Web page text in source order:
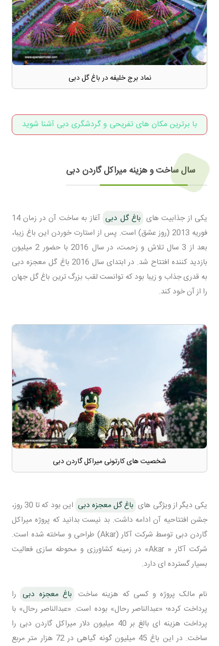
نماد برج خلیفه در باغ گل دبی
با برترین مکان های تفریحی و گردشگری دبی آشنا شوید
سال ساخت و هزینه میراکل گاردن دبی
یکی از جذابیت های باغ گل دبی
آغاز به ساخت آن در زمان 14
فوریه 2013 (روز عشق) است. پس از استارت خوردن این باغ زیبا،
بعد از 3 سال تلاش و زحمت، در سال 2016 با حضور 2 میلیون
بازدید کننده افتتاح شد. در ابتدای سال 2016 باغ گل معجزه دبی
به قدری جذاب و زیبا بود که توانست لقب بزرگ ترین باغ گل جهان
را از آن خود کند.
شخصیت های کارتونی میراکل گاردن دبی
یکی دیگر از ویژگی های باغ گل معجزه دبی
این بود که تا 30 روز،
جشن افتتاحیه آن ادامه داشت. بد نیست بدانید که پروژه میراکل
گاردن دبی توسط شرکت آکار (Akar) طراحی و ساخته شده است.
شرکت آکار « Akar» در زمینه کشاورزی و محوطه سازی فعالیت
بسیار گسترده ای دارد.
نام مالک پروژه و کسی که هزینه ساخت باغ معجزه دبی را
پرداخت کرده؛ «عبدالناصر رحال» بوده است. «عبدالناصر رحال» با
پرداخت هزینه ای بالغ بر 40 میلیون دلار میراکل گاردن دبی را
ساخت. در این باغ 45 میلیون گونه گیاهی در 72 هزار متر مربع